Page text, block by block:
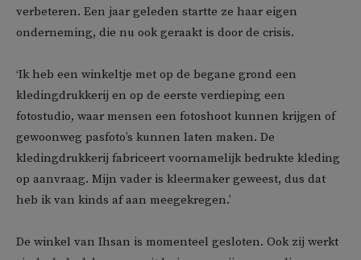
verbeteren. Een jaar geleden startte ze haar eigen
onderneming, die nu ook geraakt is door de crisis.
‘Ik heb een winkeltje met op de begane grond een
kledingdrukkerij en op de eerste verdieping een
fotostudio, waar mensen een fotoshoot kunnen krijgen of
gewoonweg pasfoto’s kunnen laten maken. De
kledingdrukkerij fabriceert voornamelijk bedrukte kleding
op aanvraag. Mijn vader is kleermaker geweest, dus dat
heb ik van kinds af aan meegekregen.’
De winkel van Ihsan is momenteel gesloten. Ook zij werkt